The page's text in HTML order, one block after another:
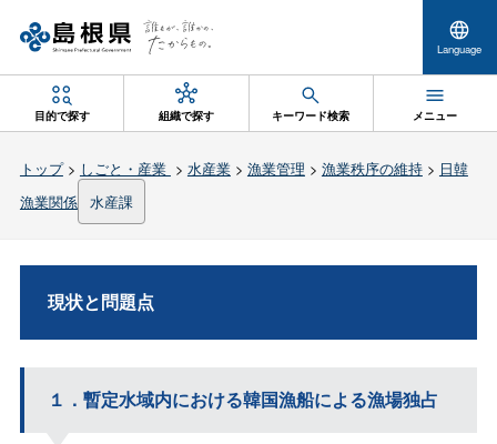
Language
目的で探す 組織で探す キーワード検索 メニュー
トップ> しごと・産業 > 水産業> 漁業管理 > 漁業秩序の維持> 日韓
漁業関係 水産課
現状と問題点
１．暫定水域内における韓国漁船による漁場独占